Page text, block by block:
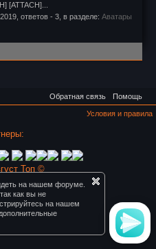
на нашем форуме.
как вы не
на нашем
[ATTACH]...
, ответов - 3, в разделе: Аватары
Обратная связь Помощь
Условия и правила
Топ ©